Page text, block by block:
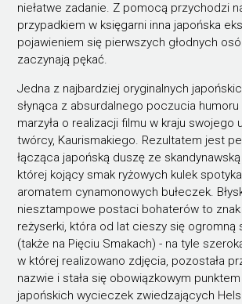
niełatwe zadanie. Z pomocą przychodzi
przypadkiem w księgarni inna japońska
pojawieniem się pierwszych głodnych
zaczynają pękać.
Jedna z najbardziej oryginalnych
słynąca z absurdalnego poczucia humoru
marzyła o realizacji filmu w kraju swojego
twórcy, Kaurismakiego. Rezultatem jest
łącząca japońską duszę ze
której kojący smak ryżowych kulek
aromatem cynamonowych bułeczek.
niesztampowe postaci bohaterów to
reżyserki, która od lat cieszy się ogromną
(także na Pięciu Smakach) - na tyle
w której realizowano zdjęcia, pozostała
nazwie i stała się obowiązkowym
japońskich wycieczek zwiedzających